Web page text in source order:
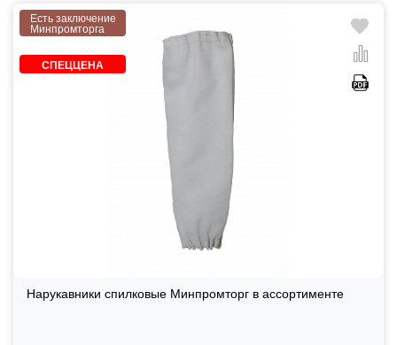
Есть заключение
Минпромторга
СПЕЦЦЕНА
Нарукавники спилковые Минпромторг в ассортименте